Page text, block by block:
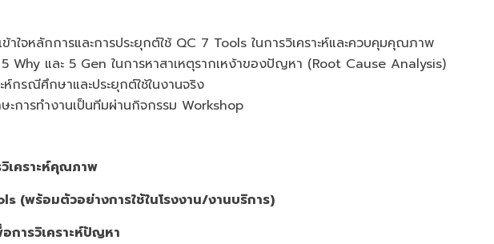
ข้าใจหลักการและการประยุกต์ใช้ QC 7 Tools ในการวิเคราะห์และควบคุมคุณภาพ
5 Why และ 5 Gen ในการหาสาเหตุรากเหง้าของปัญหา (Root Cause Analysis)
ห์กรณีศึกษาและประยุกต์ใช้ในงานจริง
ะการทำงานเป็นทีมผ่านกิจกรรม Workshop
เคราะห์คุณภาพ
(พร้อมตัวอย่างการใช้ในโรงงาน/งานบริการ)
การวิเคราะห์ปัญหา